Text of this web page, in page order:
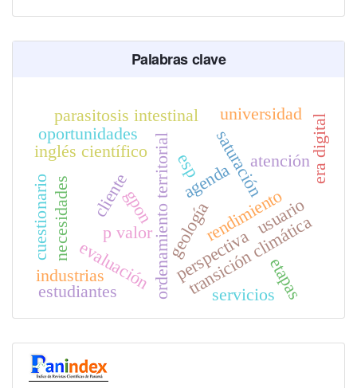
Palabras clave
ordenamiento territorial
p valor
saturación
rendimiento
gpon
evaluación perspectiva
cliente
atención
agenda
geología
esp
inglés científico
transición climática
industrias
servicios
oportunidades
etapas
parasitosis intestinal
necesidades usuario
cuestionario
universidad
estudiantes
era digital